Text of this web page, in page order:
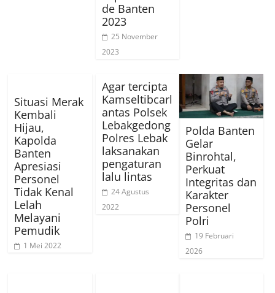
de Banten
2023
25 November
2023
Situasi Merak
Kembali
Hijau,
Kapolda
Banten
Apresiasi
Personel
Tidak Kenal
Lelah
Melayani
Pemudik
1 Mei 2022
Agar tercipta
Kamseltibcarl
antas Polsek
Lebakgedong
Polres Lebak
laksanakan
pengaturan
lalu lintas
24 Agustus
2022
Polda Banten
Gelar
Binrohtal,
Perkuat
Integritas dan
Karakter
Personel
Polri
19 Februari
2026